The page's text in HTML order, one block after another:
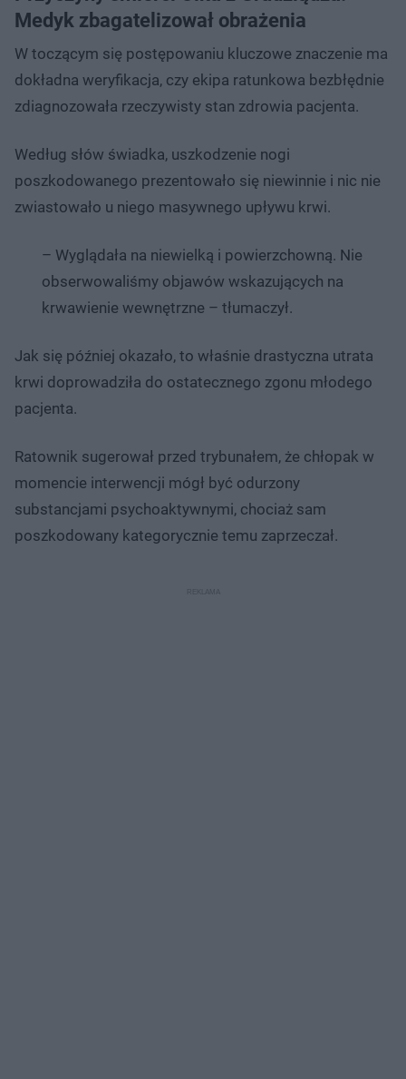
Medyk zbagatelizował obrażenia
W toczącym się postępowaniu kluczowe znaczenie ma
dokładna weryfikacja, czy ekipa ratunkowa bezbłędnie
zdiagnozowała rzeczywisty stan zdrowia pacjenta.
Według słów świadka, uszkodzenie nogi
poszkodowanego prezentowało się niewinnie i nic nie
zwiastowało u niego masywnego upływu krwi.
– Wyglądała na niewielką i powierzchowną. Nie
obserwowaliśmy objawów wskazujących na
krwawienie wewnętrzne – tłumaczył.
Jak się później okazało, to właśnie drastyczna utrata
krwi doprowadziła do ostatecznego zgonu młodego
pacjenta.
Ratownik sugerował przed trybunałem, że chłopak w
momencie interwencji mógł być odurzony
substancjami psychoaktywnymi, chociaż sam
poszkodowany kategorycznie temu zaprzeczał.